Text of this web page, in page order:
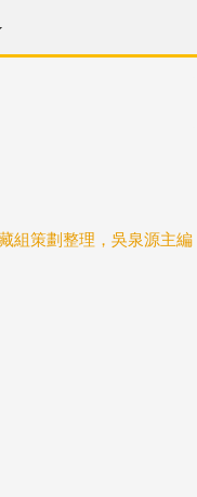
組策劃整理，吳泉源主編